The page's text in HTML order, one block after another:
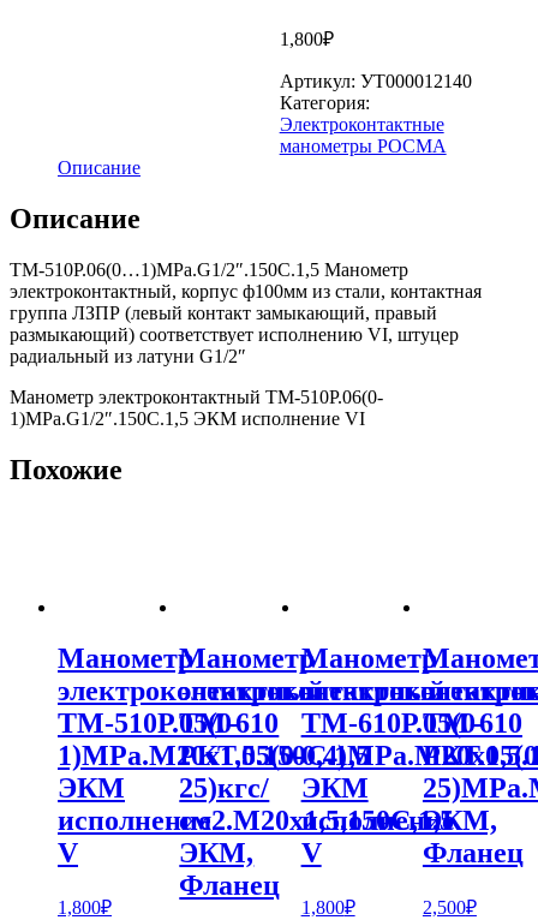
1,800₽
Артикул: УТ000012140
Категория:
Электроконтактные
манометры РОСМА
Описание
Описание
ТМ-510Р.06(0…1)MPa.G1/2″.150С.1,5 Манометр
электроконтактный, корпус ф100мм из стали, контактная
группа ЛЗПР (левый контакт замыкающий, правый
размыкающий) соответствует исполнению VI, штуцер
радиальный из латуни G1/2″
Манометр электроконтактный ТМ-510Р.06(0-
1)МPa.G1/2″.150С.1,5 ЭКМ исполнение VI
Похожие
Манометр
электроконтактный
ТМ-510Р.05(0-
1)MPa.M20x1,5.150С.1,5
ЭКМ
исполнение
V
1,800₽
Манометр
электроконтактный
ТМ-610
РКТ.05(0-
25)кгс/
см2.М20х1,5,150С,1,5
ЭКМ,
Фланец
Манометр
ТМ-610Р.05(0-
ЭКМ
исполнение
V
1,800₽
ТМ-610
ЭКМ,
Фланец
2,500₽